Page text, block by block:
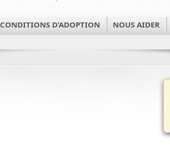
CONDITIONS D’ADOPTION NOUS AIDER